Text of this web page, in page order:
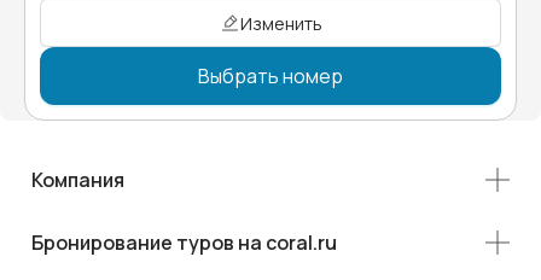
Изменить
Выбрать номер
Компания
Бронирование туров на coral.ru